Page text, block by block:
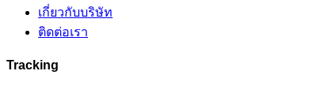
เกี่ยวกับบริษัท
ติดต่อเรา
Tracking